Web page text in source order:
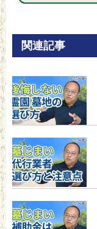
関連記事